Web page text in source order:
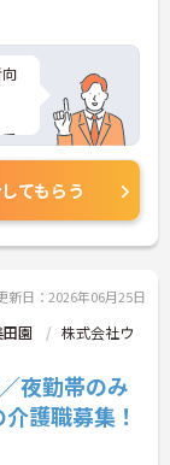
て
わ
てもらう
新日：2026年06月25日
園
株式会社ウ
夜勤帯のみ
護職募集！